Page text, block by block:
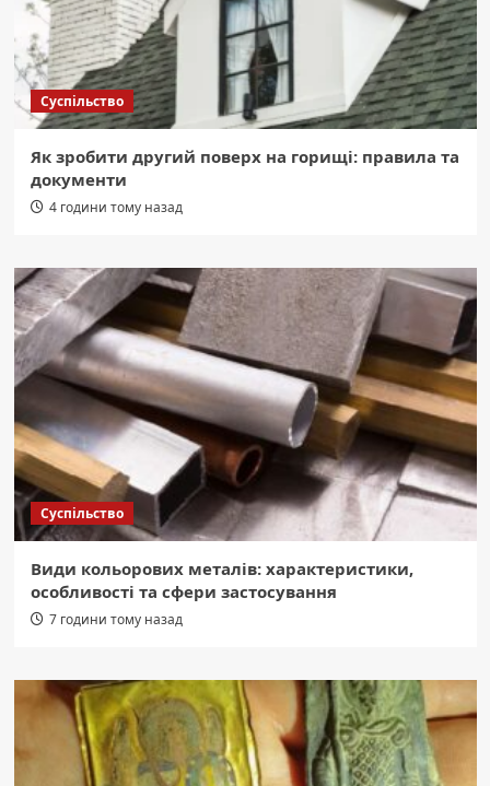
Суспільство
Як зробити другий поверх на горищі: правила та
документи
4 години тому назад
Суспільство
Види кольорових металів: характеристики,
особливості та сфери застосування
7 години тому назад